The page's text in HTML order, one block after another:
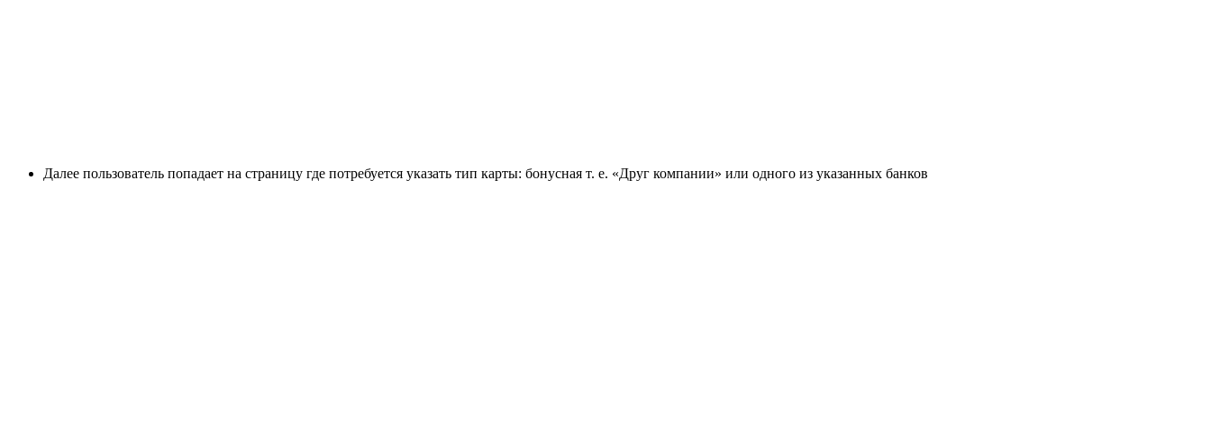
Далее пользователь попадает на страницу где потребуется указать тип карты: бонусная т. е. «Друг компании» или одного из указанных банков